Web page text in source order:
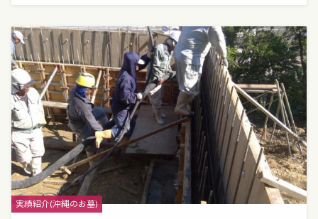
Categories
実績紹介(沖縄のお墓)